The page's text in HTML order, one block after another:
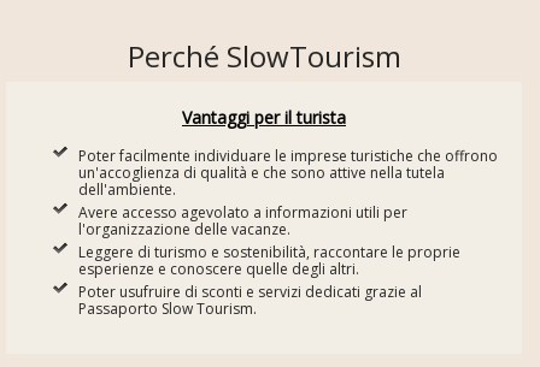
Perché SlowTourism
Vantaggi per il turista
Poter facilmente individuare le imprese turistiche che offrono
un'accoglienza di qualità e che sono attive nella tutela
dell'ambiente.
Avere accesso agevolato a informazioni utili per
l'organizzazione delle vacanze.
Leggere di turismo e sostenibilità, raccontare le proprie
esperienze e conoscere quelle degli altri.
Poter usufruire di sconti e servizi dedicati grazie al
Passaporto Slow Tourism.